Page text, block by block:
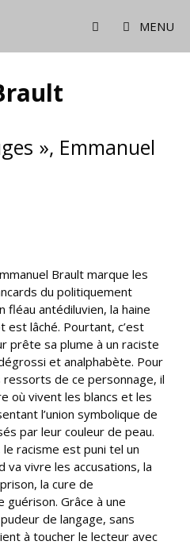
MENU
», Emmanuel
Brault marque les
du politiquement
fléau antédiluvien, la haine
est lâché. Pourtant, c’est
prête sa plume à un raciste
et analphabète. Pour
ressorts de ce personnage, il
où vivent les blancs et les
l’union symbolique de
par leur couleur de peau.
racisme est puni tel un
va vivre les accusations, la
la cure de
guérison. Grâce à une
de langage, sans
à toucher le lecteur avec